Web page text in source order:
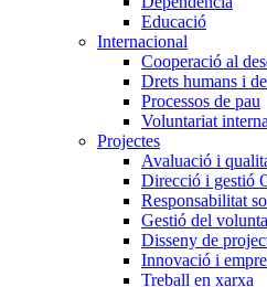
Educació
Internacional
Cooperació al
Drets humans i
Processos de pau
Voluntariat
Projectes
Avaluació i
Direcció i gestió
Responsabilitat
Gestió del
Disseny de
Innovació i
Treball en xarxa